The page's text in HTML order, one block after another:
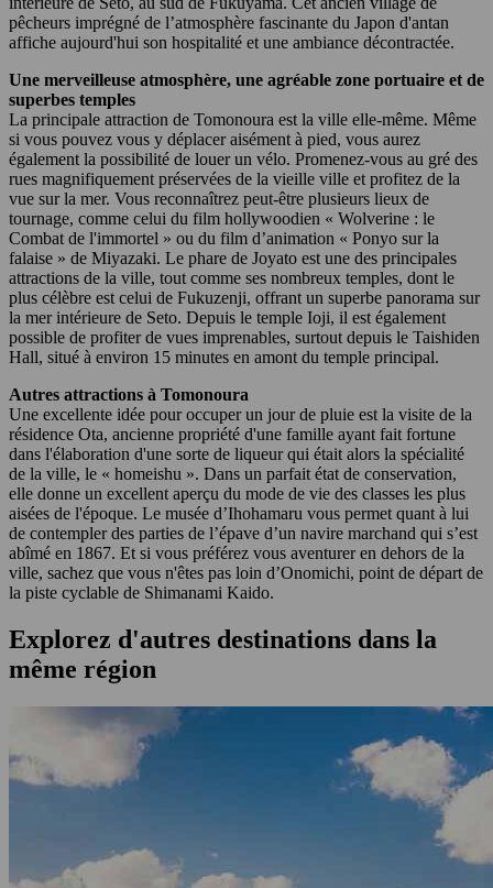
pêcheurs imprégné de l’atmosphère fascinante du Japon d'antan
affiche aujourd'hui son hospitalité et une ambiance décontractée.
Une merveilleuse atmosphère, une agréable zone portuaire et de
superbes temples
La principale attraction de Tomonoura est la ville elle-même. Même
si vous pouvez vous y déplacer aisément à pied, vous aurez
également la possibilité de louer un vélo. Promenez-vous au gré des
rues magnifiquement préservées de la vieille ville et profitez de la
vue sur la mer. Vous reconnaîtrez peut-être plusieurs lieux de
tournage, comme celui du film hollywoodien « Wolverine : le
Combat de l'immortel » ou du film d’animation « Ponyo sur la
falaise » de Miyazaki. Le phare de Joyato est une des principales
attractions de la ville, tout comme ses nombreux temples, dont le
plus célèbre est celui de Fukuzenji, offrant un superbe panorama sur
la mer intérieure de Seto. Depuis le temple Ioji, il est également
possible de profiter de vues imprenables, surtout depuis le Taishiden
Hall, situé à environ 15 minutes en amont du temple principal.
Autres attractions à Tomonoura
Une excellente idée pour occuper un jour de pluie est la visite de la
résidence Ota, ancienne propriété d'une famille ayant fait fortune
dans l'élaboration d'une sorte de liqueur qui était alors la spécialité
de la ville, le « homeishu ». Dans un parfait état de conservation,
elle donne un excellent aperçu du mode de vie des classes les plus
aisées de l'époque. Le musée d’Ihohamaru vous permet quant à lui
de contempler des parties de l’épave d’un navire marchand qui s’est
abîmé en 1867. Et si vous préférez vous aventurer en dehors de la
ville, sachez que vous n'êtes pas loin d’Onomichi, point de départ de
la piste cyclable de Shimanami Kaido.
Explorez d'autres destinations dans la
même région